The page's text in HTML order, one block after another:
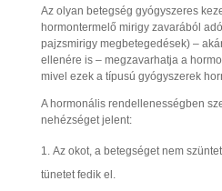
Az olyan betegség gyógyszeres
hormontermelő mirigy zavarából
pajzsmirigy megbetegedések) –
ellenére is – megzavarhatja a
mivel ezek a típusú gyógyszerek
A hormonális rendellenességben
nehézséget jelent:
Az okot, a betegséget nem
tünetet fedik el.